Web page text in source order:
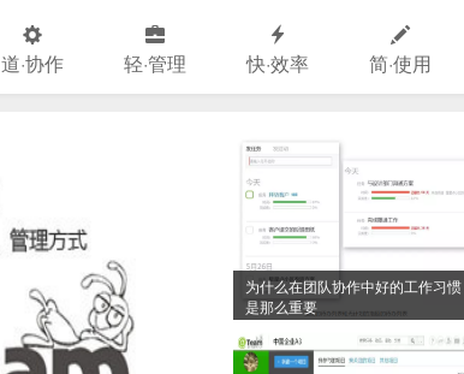
道·协作 轻·管理 快·效率 简·使用
为什么在团队协作中好的工作习惯
是那么重要